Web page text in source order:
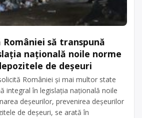
României să transpună
națională noile norme
de deșeuri
României și mai multor state
integral în legislația națională noile
deșeurilor, prevenirea deșeurilor
de deșeuri, se arată în